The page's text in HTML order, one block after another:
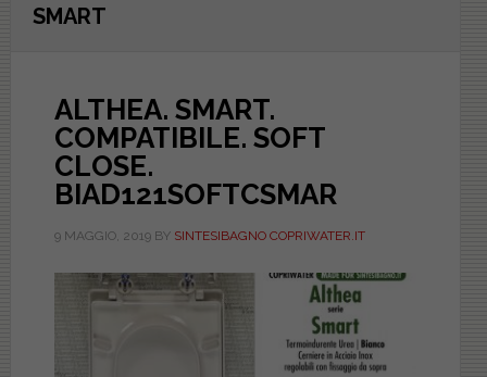
SMART
ALTHEA. SMART.
COMPATIBILE. SOFT
CLOSE.
BIAD121SOFTCSMAR
9 MAGGIO, 2019BY SINTESIBAGNO COPRIWATER.IT